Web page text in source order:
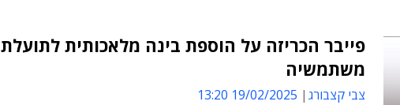
פייבר הכריזה על הוספת בינה מלאכותית לתועלת
משתמשיה
צבי קצבורג 19/02/2025 13:20